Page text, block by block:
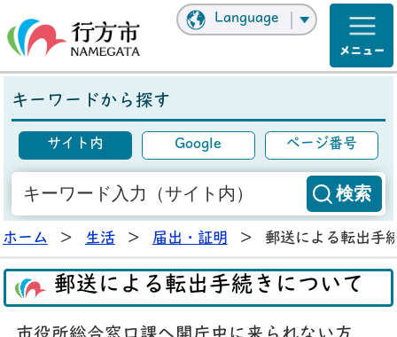
Language
キーワードから探す
サイト内 Google ページ番号
ホーム > 生活 > 届出・証明 > 郵送による転出手
郵送による転出手続きについて